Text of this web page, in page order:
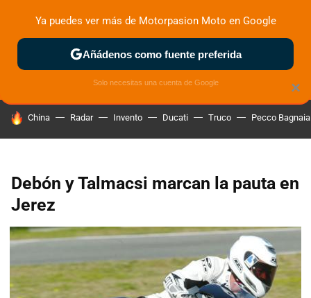
ZONA DE PRUEBAS DEPORTIVAS MOTOS ELÉCTRICAS
HOY SE HABLA DE
China Radar Invento Ducati Truco Pecco Bagnaia
Debón y Talmacsi marcan la pauta en
Jerez
×
Ya puedes ver más de Motorpasion Moto en Google
Añádenos como fuente preferida
Solo necesitas una cuenta de Google